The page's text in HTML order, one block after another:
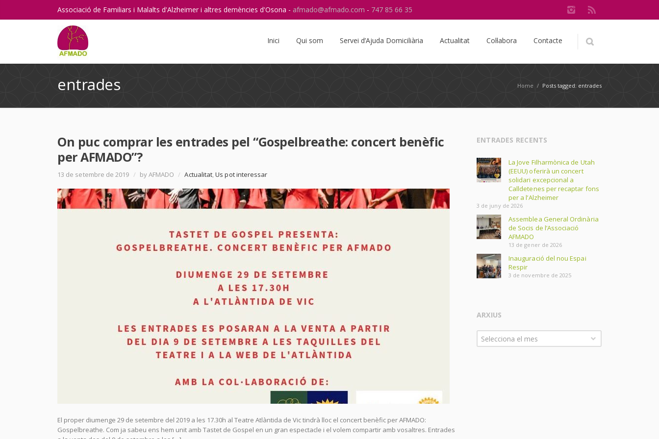
Associació de Familiars i Malalts d'Alzheimer i altres demències d'Osona - afmado@afmado.com - 747 85 66 35
Instagram
RSS
Inici Qui som Servei d’Ajuda Domiciliària Actualitat Col·labora Contacte
Home / Posts tagged: entrades
entrades
On puc comprar les entrades pel “Gospelbreathe: concert benèfic
per AFMADO”?
13 de setembre de 2019 / by AFMADO / Actualitat,Us pot interessar
El proper diumenge 29 de setembre del 2019 a les 17.30h al Teatre Atlàntida de Vic tindrà lloc el concert benèfic per AFMADO:
Gospelbreathe. Com ja sabeu ens hem unit amb Tastet de Gospel en un gran espectacle i el volem compartir amb vosaltres. Entrades
ENTRADES RECENTS
La Jove Filharmònica de Utah
(EEUU) oferirà un concert
solidari excepcional a
Calldetenes per recaptar fons
per a l’Alzheimer
3 de juny de 2026
Assemblea General Ordinària
de Socis de l’Associació
AFMADO
13 de gener de 2026
Inauguració del nou Espai
Respir
3 de novembre de 2025
ARXIUS
Arxius
Selecciona el mes